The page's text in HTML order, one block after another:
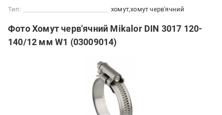
Тип:
хомут хомут черв'ячний
Фото Хомут черв'ячний Mikalor DIN 3017 120-
140/12 мм W1 (03009014)